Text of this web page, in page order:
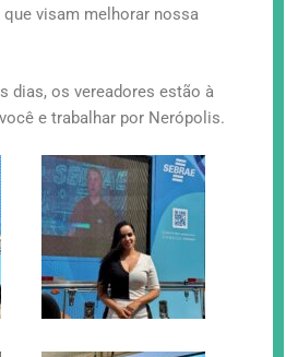
visam melhorar nossa
dias, os vereadores estão à
e trabalhar por Nerópolis.